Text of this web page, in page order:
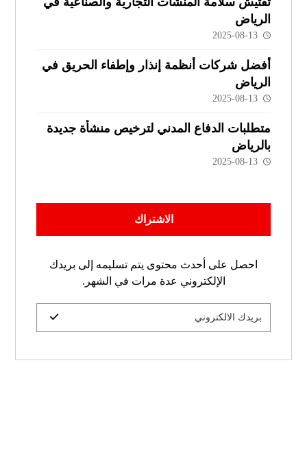
الرياض
2025-08-13
أفضل شركات أنظمة إنذار وإطفاء الحريق في
الرياض
2025-08-13
متطلبات الدفاع المدني لترخيص منشأة جديدة
بالرياض
2025-08-13
الاشتراك
احصل على أحدث محتوى يتم تسليمه إلى بريدك
الإلكتروني عدة مرات في الشهر.